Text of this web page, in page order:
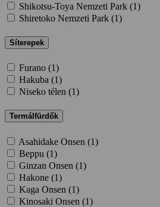
Shikotsu-Toya Nemzeti Park (1)
Shiretoko Nemzeti Park (1)
Síterepek
Furano (1)
Hakuba (1)
Niseko télen (1)
Termálfürdők
Asahidake Onsen (1)
Beppu (1)
Ginzan Onsen (1)
Hakone (1)
Kaga Onsen (1)
Kinosaki Onsen (1)